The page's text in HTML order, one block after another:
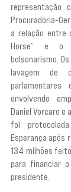
representação
Procuradoria-
a relação entre
Horse” e o
bolsonarismo.
lavagem de
envolvendo
Daniel Vorcaro e
foi
Esperança após
134 milhões
para financiar
presidente.